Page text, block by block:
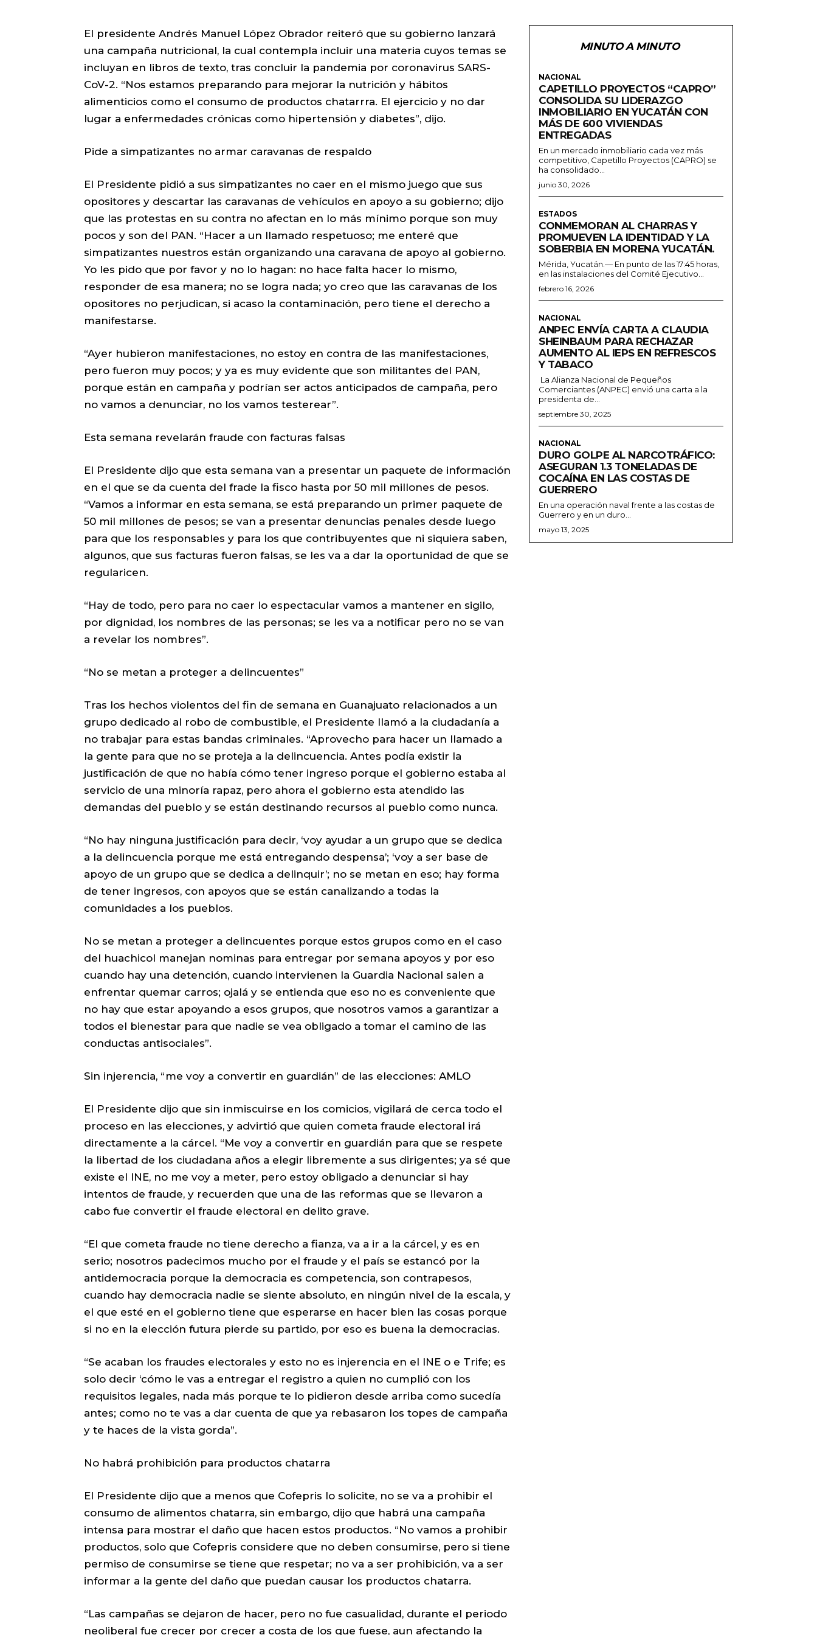
El presidente Andrés Manuel López Obrador reiteró que su gobierno lanzará
una campaña nutricional, la cual contempla incluir una materia cuyos temas se
incluyan en libros de texto, tras concluir la pandemia por coronavirus SARS-
CoV-2. “Nos estamos preparando para mejorar la nutrición y hábitos
alimenticios como el consumo de productos chatarrra. El ejercicio y no dar
lugar a enfermedades crónicas como hipertensión y diabetes”, dijo.
Pide a simpatizantes no armar caravanas de respaldo
El Presidente pidió a sus simpatizantes no caer en el mismo juego que sus
opositores y descartar las caravanas de vehículos en apoyo a su gobierno; dijo
que las protestas en su contra no afectan en lo más mínimo porque son muy
pocos y son del PAN. “Hacer a un llamado respetuoso; me enteré que
simpatizantes nuestros están organizando una caravana de apoyo al gobierno.
Yo les pido que por favor y no lo hagan: no hace falta hacer lo mismo,
responder de esa manera; no se logra nada; yo creo que las caravanas de los
opositores no perjudican, si acaso la contaminación, pero tiene el derecho a
manifestarse.
“Ayer hubieron manifestaciones, no estoy en contra de las manifestaciones,
pero fueron muy pocos; y ya es muy evidente que son militantes del PAN,
porque están en campaña y podrían ser actos anticipados de campaña, pero
no vamos a denunciar, no los vamos testerear”.
Esta semana revelarán fraude con facturas falsas
El Presidente dijo que esta semana van a presentar un paquete de información
en el que se da cuenta del frade la fisco hasta por 50 mil millones de pesos.
“Vamos a informar en esta semana, se está preparando un primer paquete de
50 mil millones de pesos; se van a presentar denuncias penales desde luego
para que los responsables y para los que contribuyentes que ni siquiera saben,
algunos, que sus facturas fueron falsas, se les va a dar la oportunidad de que se
regularicen.
“Hay de todo, pero para no caer lo espectacular vamos a mantener en sigilo,
por dignidad, los nombres de las personas; se les va a notificar pero no se van
a revelar los nombres”.
“No se metan a proteger a delincuentes”
Tras los hechos violentos del fin de semana en Guanajuato relacionados a un
grupo dedicado al robo de combustible, el Presidente llamó a la ciudadanía a
no trabajar para estas bandas criminales. “Aprovecho para hacer un llamado a
la gente para que no se proteja a la delincuencia. Antes podía existir la
justificación de que no había cómo tener ingreso porque el gobierno estaba al
servicio de una minoría rapaz, pero ahora el gobierno esta atendido las
demandas del pueblo y se están destinando recursos al pueblo como nunca.
“No hay ninguna justificación para decir, ‘voy ayudar a un grupo que se dedica
a la delincuencia porque me está entregando despensa’; ‘voy a ser base de
apoyo de un grupo que se dedica a delinquir’; no se metan en eso; hay forma
de tener ingresos, con apoyos que se están canalizando a todas la
comunidades a los pueblos.
No se metan a proteger a delincuentes porque estos grupos como en el caso
del huachicol manejan nominas para entregar por semana apoyos y por eso
cuando hay una detención, cuando intervienen la Guardia Nacional salen a
enfrentar quemar carros; ojalá y se entienda que eso no es conveniente que
no hay que estar apoyando a esos grupos, que nosotros vamos a garantizar a
todos el bienestar para que nadie se vea obligado a tomar el camino de las
conductas antisociales”.
Sin injerencia, “me voy a convertir en guardián” de las elecciones: AMLO
El Presidente dijo que sin inmiscuirse en los comicios, vigilará de cerca todo el
proceso en las elecciones, y advirtió que quien cometa fraude electoral irá
directamente a la cárcel. “Me voy a convertir en guardián para que se respete
la libertad de los ciudadana años a elegir libremente a sus dirigentes; ya sé que
existe el INE, no me voy a meter, pero estoy obligado a denunciar si hay
intentos de fraude, y recuerden que una de las reformas que se llevaron a
cabo fue convertir el fraude electoral en delito grave.
“El que cometa fraude no tiene derecho a fianza, va a ir a la cárcel, y es en
serio; nosotros padecimos mucho por el fraude y el país se estancó por la
antidemocracia porque la democracia es competencia, son contrapesos,
cuando hay democracia nadie se siente absoluto, en ningún nivel de la escala, y
el que esté en el gobierno tiene que esperarse en hacer bien las cosas porque
si no en la elección futura pierde su partido, por eso es buena la democracias.
“Se acaban los fraudes electorales y esto no es injerencia en el INE o e Trife; es
solo decir ‘cómo le vas a entregar el registro a quien no cumplió con los
requisitos legales, nada más porque te lo pidieron desde arriba como sucedía
antes; como no te vas a dar cuenta de que ya rebasaron los topes de campaña
y te haces de la vista gorda”.
No habrá prohibición para productos chatarra
El Presidente dijo que a menos que Cofepris lo solicite, no se va a prohibir el
consumo de alimentos chatarra, sin embargo, dijo que habrá una campaña
intensa para mostrar el daño que hacen estos productos. “No vamos a prohibir
productos, solo que Cofepris considere que no deben consumirse, pero si tiene
permiso de consumirse se tiene que respetar; no va a ser prohibición, va a ser
informar a la gente del daño que puedan causar los productos chatarra.
“Las campañas se dejaron de hacer, pero no fue casualidad, durante el periodo
neoliberal fue crecer por crecer a costa de los que fuese, aun afectando la
MINUTO A MINUTO
NACIONAL
CAPETILLO PROYECTOS “CAPRO”
CONSOLIDA SU LIDERAZGO
INMOBILIARIO EN YUCATÁN CON
MÁS DE 600 VIVIENDAS
ENTREGADAS
En un mercado inmobiliario cada vez más
competitivo, Capetillo Proyectos (CAPRO) se
ha consolidado...
junio 30, 2026
ESTADOS
CONMEMORAN AL CHARRAS Y
PROMUEVEN LA IDENTIDAD Y LA
SOBERBIA EN MORENA YUCATÁN.
Mérida, Yucatán.— En punto de las 17:45 horas,
en las instalaciones del Comité Ejecutivo...
febrero 16, 2026
NACIONAL
ANPEC ENVÍA CARTA A CLAUDIA
SHEINBAUM PARA RECHAZAR
AUMENTO AL IEPS EN REFRESCOS
Y TABACO
La Alianza Nacional de Pequeños
Comerciantes (ANPEC) envió una carta a la
presidenta de...
septiembre 30, 2025
NACIONAL
DURO GOLPE AL NARCOTRÁFICO:
ASEGURAN 1.3 TONELADAS DE
COCAÍNA EN LAS COSTAS DE
GUERRERO
En una operación naval frente a las costas de
Guerrero y en un duro...
mayo 13, 2025